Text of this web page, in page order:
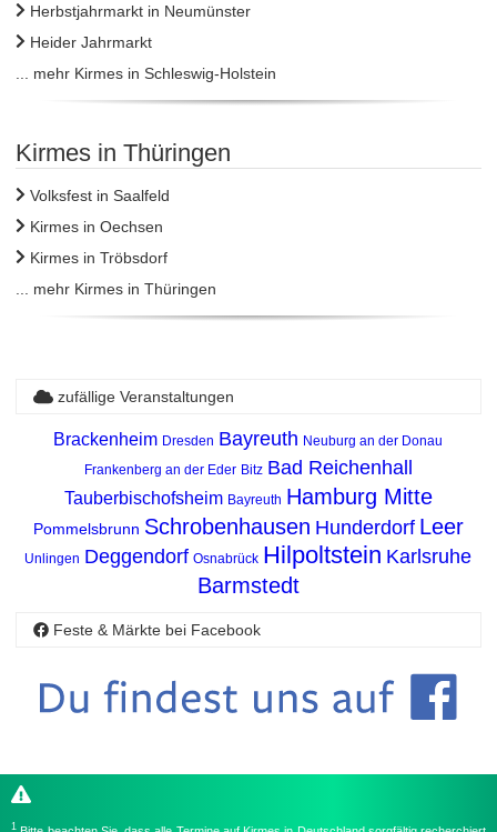
Herbstjahrmarkt in Neumünster
Heider Jahrmarkt
... mehr Kirmes in Schleswig-Holstein
Kirmes in Thüringen
Volksfest in Saalfeld
Kirmes in Oechsen
Kirmes in Tröbsdorf
... mehr Kirmes in Thüringen
zufällige Veranstaltungen
Brackenheim Dresden Bayreuth Neuburg an der Donau
Frankenberg an der Eder Bitz Bad Reichenhall
Tauberbischofsheim Bayreuth Hamburg Mitte
Pommelsbrunn Schrobenhausen Hunderdorf Leer
Unlingen Deggendorf Osnabrück Hilpoltstein Karlsruhe
Barmstedt
Feste & Märkte bei Facebook
1